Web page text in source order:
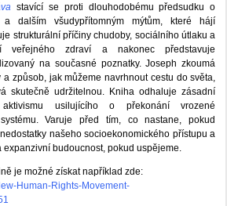
stavící se proti dlouhodobému předsudku o
a dalším všudypřítomným mýtům, které hájí
strukturální příčiny chudoby, sociálního útlaku a
veřejného zdraví a nakonec představuje
na současné poznatky. Joseph zkoumá
způsob, jak můžeme navrhnout cestu do světa,
skutečně udržitelnou. Kniha odhaluje zásadní
aktivismu usilujícího o překonání vrozené
Varuje před tím, co nastane, pokud
našeho socioekonomického přístupu a
budoucnost, pokud uspějeme.
je možné získat například zde:
Human-Rights-Movement-